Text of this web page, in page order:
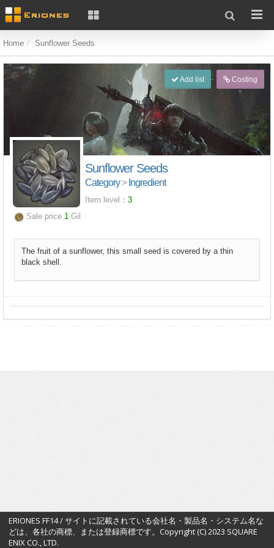
Home Sunflower Seeds
Add list Costing
Sunflower Seeds
Category> Ingredient
Item level： 3
Sale price 1 Gil
The fruit of a sunflower, this small seed is covered by a thin
black shell.
ERIONES FF14 / サイトに記載されている会社名・製品名・システム名な
どは、各社の商標、または登録商標です。Copyright (C) 2023 SQUARE
ENIX CO., LTD.